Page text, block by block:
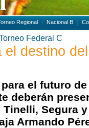
Regional Nacional B
Federal C
el destino
el futuro de
deberán
Segura
Armando